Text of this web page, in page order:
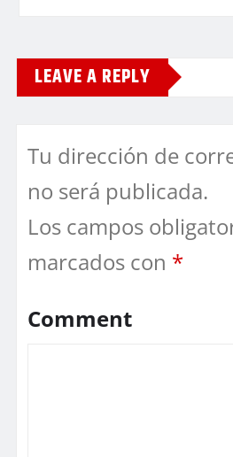
LEAVE A REPLY
Tu dirección de
no será publicada.
Los campos
marcados con *
Comment